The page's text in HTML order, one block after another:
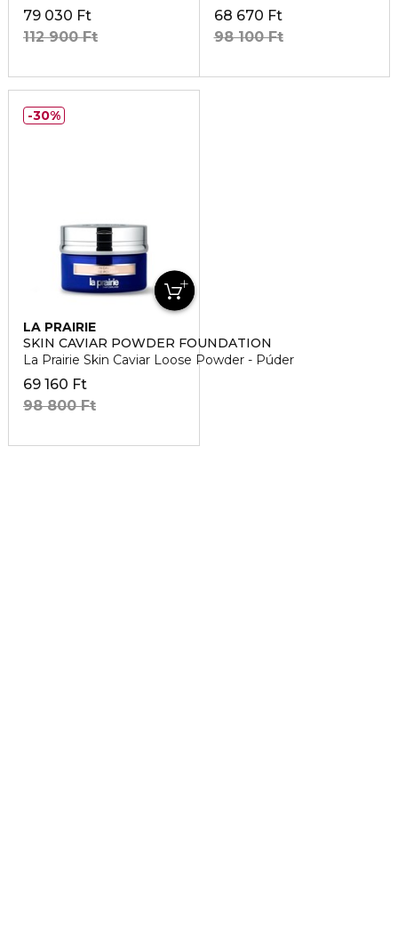
79 030 Ft
112 900 Ft
68 670 Ft
98 100 Ft
LA PRAIRIE
SKIN CAVIAR POWDER FOUNDATION
La Prairie Skin Caviar Loose Powder - Púder
69 160 Ft
98 800 Ft
30%